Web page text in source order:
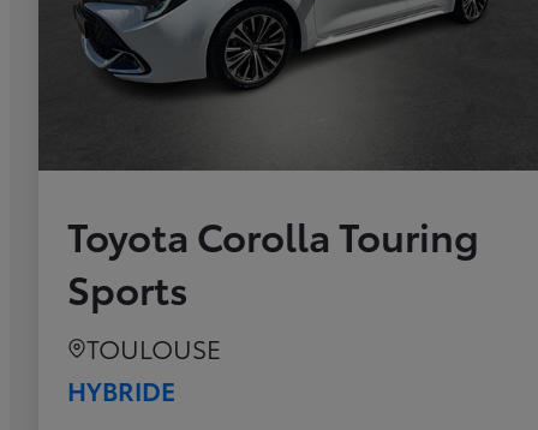
Toyota Corolla Touring
Sports
TOULOUSE
HYBRIDE